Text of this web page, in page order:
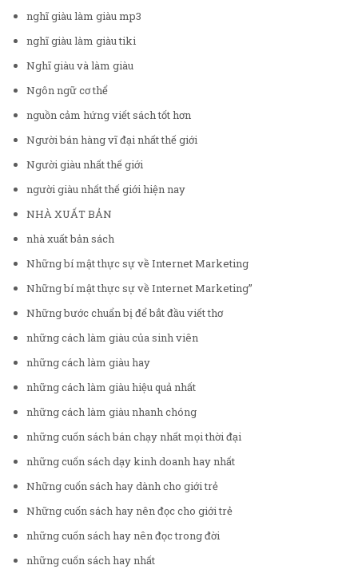
nghĩ giàu làm giàu mp3
nghĩ giàu làm giàu tiki
Nghĩ giàu và làm giàu
Ngôn ngữ cơ thể
nguồn cảm hứng viết sách tốt hơn
Người bán hàng vĩ đại nhất thế giới
Người giàu nhất thế giới
người giàu nhất thế giới hiện nay
NHÀ XUẤT BẢN
nhà xuất bản sách
Những bí mật thực sự về Internet Marketing
Những bí mật thực sự về Internet Marketing”
Những bước chuẩn bị để bắt đầu viết thơ
những cách làm giàu của sinh viên
những cách làm giàu hay
những cách làm giàu hiệu quả nhất
những cách làm giàu nhanh chóng
những cuốn sách bán chạy nhất mọi thời đại
những cuốn sách dạy kinh doanh hay nhất
Những cuốn sách hay dành cho giới trẻ
Những cuốn sách hay nên đọc cho giới trẻ
những cuốn sách hay nên đọc trong đời
những cuốn sách hay nhất